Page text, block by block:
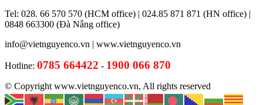
Tel: 028. 66 570 570 (HCM office) | 024.85 871 871 (HN office) |
0848 663300 (Đà Nẵng office)
info@vietnguyenco.vn | www.vietnguyenco.vn
Hotline: 0785 664422 - 1900 066 870
© Copyright www.vietnguyenco.vn, All rights reserved